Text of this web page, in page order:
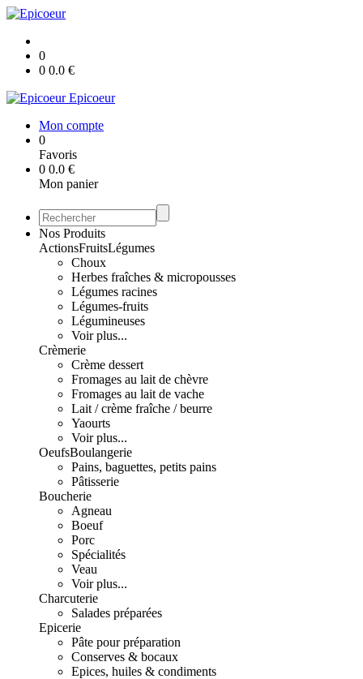
0
0 0.0 €
Epicoeur
Mon compte
0
Favoris
0 0.0 €
Mon panier
Nos Produits
ActionsFruitsLégumes
Choux
Herbes fraîches & micropousses
Légumes racines
Légumes-fruits
Légumineuses
Voir plus...
Crèmerie
Crème dessert
Fromages au lait de chèvre
Fromages au lait de vache
Lait / crème fraîche / beurre
Yaourts
Voir plus...
OeufsBoulangerie
Pains, baguettes, petits pains
Pâtisserie
Boucherie
Agneau
Boeuf
Porc
Spécialités
Veau
Voir plus...
Charcuterie
Salades préparées
Epicerie
Pâte pour préparation
Conserves & bocaux
Epices, huiles & condiments